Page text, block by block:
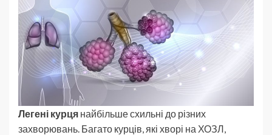
Легені курця найбільше схильні до різних
захворювань. Багато курців, які хворі на ХОЗЛ,